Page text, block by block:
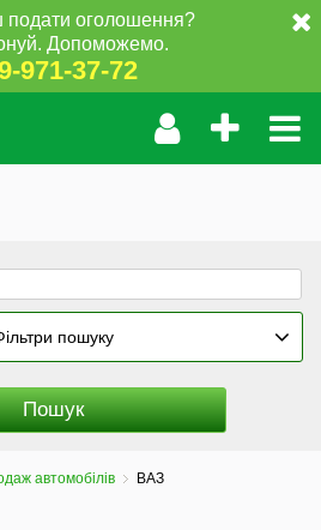
оголошення?
Допоможемо.
971-37-72
пошуку
автомобілів ВАЗ